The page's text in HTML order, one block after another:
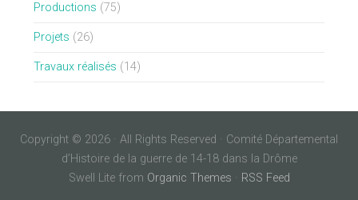
Productions (75)
Projets (26)
Travaux réalisés (14)
Copyright © 2026 · All Rights Reserved · Comité Départemental
d’Histoire de la guerre de 14-18 dans la Drôme
Swell Lite from Organic Themes · RSS Feed